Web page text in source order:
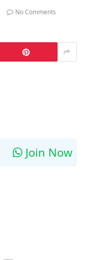
No Comments
Join Now